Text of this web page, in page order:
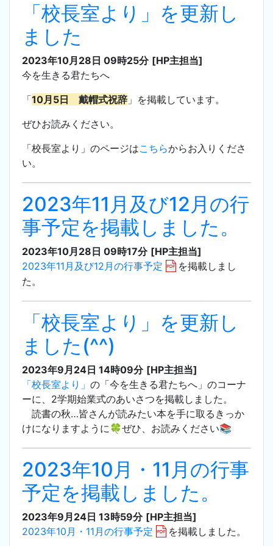
「校長室より」を更新し
ました
2023年10月28日 09時25分 [HP主担当]
今を生きる君たちへ
「10月5日 戴帽式祝辞 」を掲載しています。
ぜひお読みください。
「校長室より」のページはこちらからお入りくださ
い。
2023年11月及び12月の行
事予定を掲載しました。
2023年10月28日 09時17分 [HP主担当]
2023年11月及び12月の行事予定
を掲載しまし
た。
「校長室より」を更新し
ました(^^)
2023年9月24日 14時09分 [HP主担当]
「校長室より」 の「今を生きる君たちへ」のコーナ
ーに、2学期始業式のあいさつを掲載しました。
読書の秋…皆さんが読みたい本を手に取るきっか
けになりますように🍀ぜひ、お読みください📚
2023年10月・11月の行事
予定を掲載しました。
2023年9月24日 13時59分 [HP主担当]
2023年10月・11月の行事予定
を掲載しました。